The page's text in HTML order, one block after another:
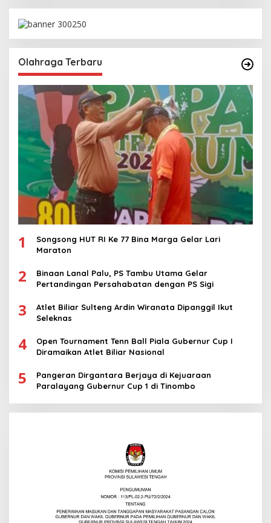
Olahraga Terbaru
1
Songsong HUT RI Ke 77 Bina Marga Gelar Lari
Maraton
2
Binaan Lanal Palu, PS Tambu Utama Gelar
Pertandingan Persahabatan dengan PS Sigi
3
Atlet Biliar Sulteng Ardin Wiranata Dipanggil Ikut
Seleknas
4
Open Tournament Tenn Ball Piala Gubernur Cup I
Diramaikan Atlet Biliar Nasional
5
Pangeran Dirgantara Berjaya di Kejuaraan
Paralayang Gubernur Cup 1 di Tinombo